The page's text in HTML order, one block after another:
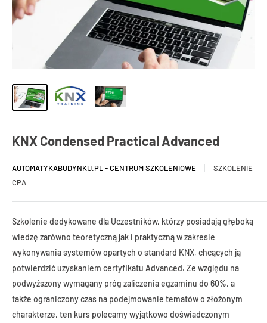
KNX Condensed Practical Advanced
AUTOMATYKABUDYNKU.PL - CENTRUM SZKOLENIOWE
SZKOLENIE
CPA
Szkolenie dedykowane dla Uczestników, którzy posiadają głęboką
wiedzę zarówno teoretyczną jak i praktyczną w zakresie
wykonywania systemów opartych o standard KNX, chcących ją
potwierdzić uzyskaniem certyfikatu Advanced. Ze względu na
podwyższony wymagany próg zaliczenia egzaminu do 60%, a
także ograniczony czas na podejmowanie tematów o złożonym
charakterze, ten kurs polecamy wyjątkowo doświadczonym